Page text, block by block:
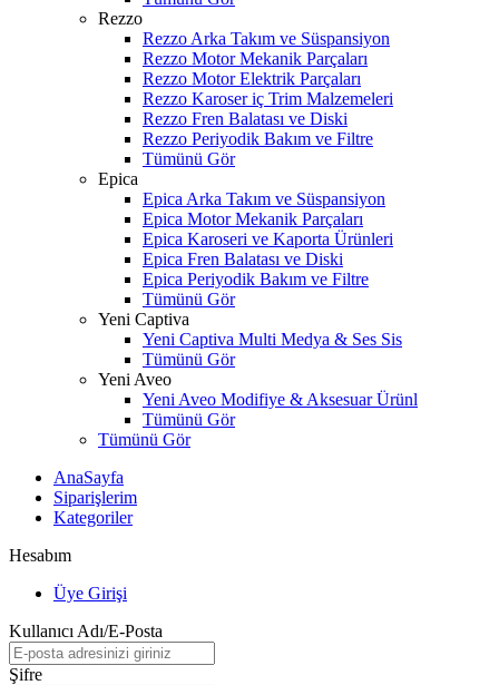
Rezzo
Rezzo Arka Takım ve Süspansiyon
Rezzo Motor Mekanik Parçaları
Rezzo Motor Elektrik Parçaları
Rezzo Karoser iç Trim Malzemeleri
Rezzo Fren Balatası ve Diski
Rezzo Periyodik Bakım ve Filtre
Tümünü Gör
Epica
Epica Arka Takım ve Süspansiyon
Epica Motor Mekanik Parçaları
Epica Karoseri ve Kaporta Ürünleri
Epica Fren Balatası ve Diski
Epica Periyodik Bakım ve Filtre
Tümünü Gör
Yeni Captiva
Yeni Captiva Multi Medya & Ses Sis
Tümünü Gör
Yeni Aveo
Yeni Aveo Modifiye & Aksesuar Ürünl
Tümünü Gör
Tümünü Gör
AnaSayfa
Siparişlerim
Kategoriler
Hesabım
Üye Girişi
Kullanıcı Adı/E-Posta
Şifre